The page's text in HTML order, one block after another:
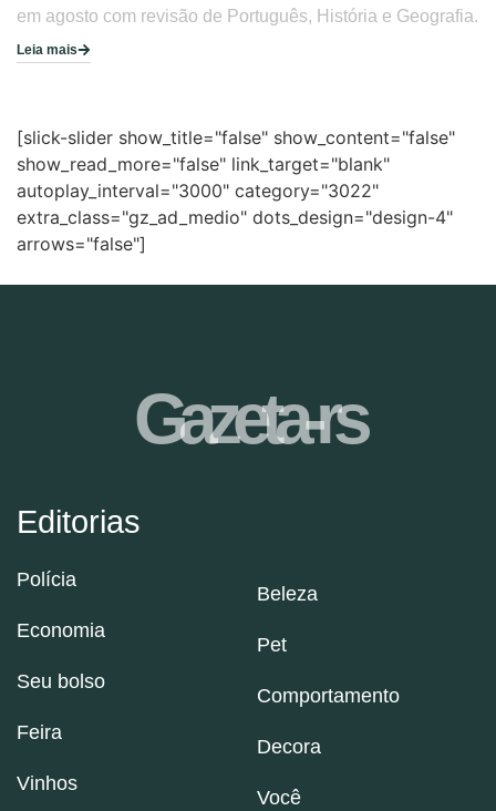
em agosto com revisão de Português, História e Geografia.
Leia mais
[slick-slider show_title="false" show_content="false"
show_read_more="false" link_target="blank"
autoplay_interval="3000" category="3022"
extra_class="gz_ad_medio" dots_design="design-4"
arrows="false"]
Editorias
Polícia
Economia
Seu bolso
Feira
Vinhos
Beleza
Pet
Comportamento
Decora
Você
Gazeta-rs